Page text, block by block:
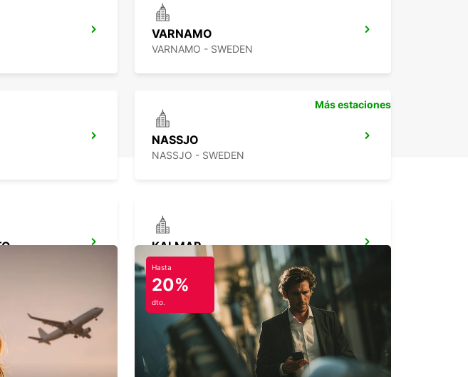
VARNAMO
VARNAMO - SWEDEN
NASSJO
NASSJO - SWEDEN
KALMAR
KALMAR - SWEDEN
Más estaciones
Hasta
20%
dto.